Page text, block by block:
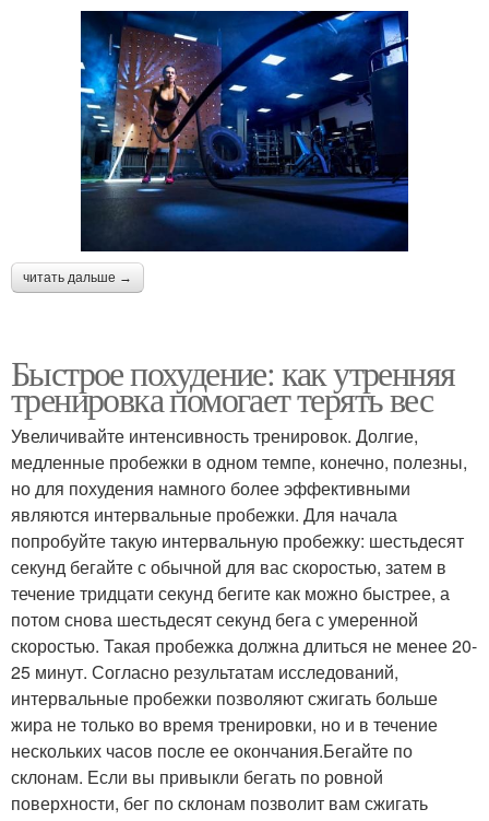
читать дальше →
Быстрое похудение: как утренняя
тренировка помогает терять вес
Увеличивайте интенсивность тренировок. Долгие,
медленные пробежки в одном темпе, конечно, полезны,
но для похудения намного более эффективными
являются интервальные пробежки. Для начала
попробуйте такую интервальную пробежку: шестьдесят
секунд бегайте с обычной для вас скоростью, затем в
течение тридцати секунд бегите как можно быстрее, а
потом снова шестьдесят секунд бега с умеренной
скоростью. Такая пробежка должна длиться не менее 20-
25 минут. Согласно результатам исследований,
интервальные пробежки позволяют сжигать больше
жира не только во время тренировки, но и в течение
нескольких часов после ее окончания.Бегайте по
склонам. Если вы привыкли бегать по ровной
поверхности, бег по склонам позволит вам сжигать